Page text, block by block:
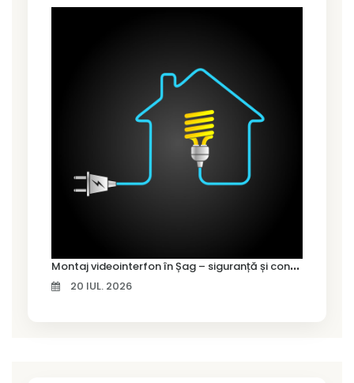
M
ontaj videointerfon în Șag – siguranță și control pentru locuința ta
20 IUL. 2026